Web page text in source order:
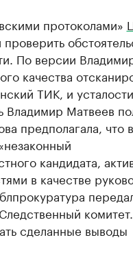
протоколами»
По версии
качества
ТИК, и усталости
Владимир Матвеев
предполагала, что в
кандидата,
в качестве
комитет.
сделанные выводы